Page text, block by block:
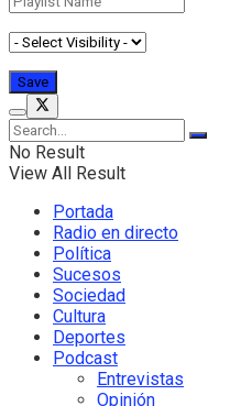
No Result
View All Result
Portada
Radio en directo
Política
Sucesos
Sociedad
Cultura
Deportes
Podcast
Entrevistas
Opinión